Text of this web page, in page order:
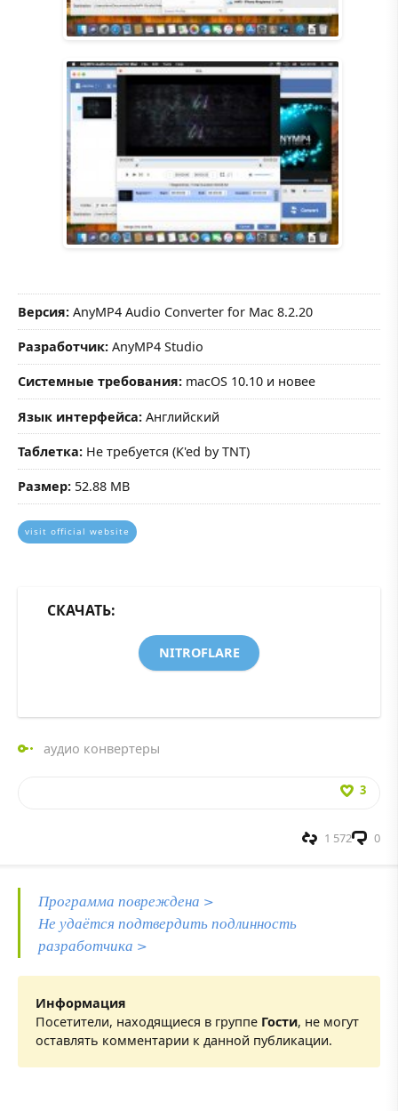
Версия: AnyMP4 Audio Converter for Mac 8.2.20
Разработчик: AnyMP4 Studio
Системные требования: macOS 10.10 и новее
Язык интерфейса: Английский
Таблетка: Не требуется (K'ed by TNT)
Размер: 52.88 MB
visit official website
СКАЧАТЬ:
NITROFLARE
аудио конвертеры
3
0
1 572
Программа повреждена >
Не удаётся подтвердить подлинность
разработчика >
Информация
Посетители, находящиеся в группе Гости, не могут
оставлять комментарии к данной публикации.